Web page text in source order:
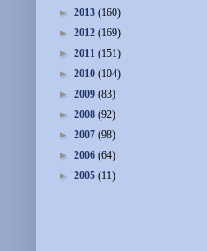
► 2013 (160)
► 2012 (169)
► 2011 (151)
► 2010 (104)
► 2009 (83)
► 2008 (92)
► 2007 (98)
► 2006 (64)
► 2005 (11)